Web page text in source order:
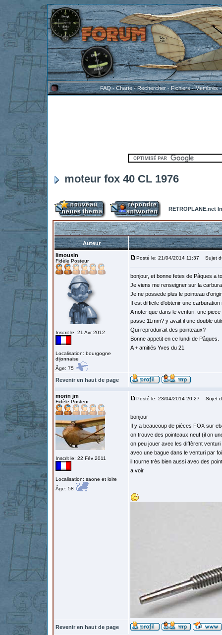
FAQ-Charte-Rechercher-Fichiers-Membres
moteur fox 40 CL 1976
RETROPLANE.net
Auteur
limousin
Fidèle Posteur
Inscrit le: 21 Avr 2012
Localisation: bourgogne
dijonnaise
Âge: 75
Posté le: 21/04/2014 11:37 Sujet
bonjour, et bonne fetes de Pâques a
Je viens me renseigner sur la
Je ne possede plus le pointeau
Il est difficile d'obtenir une
A noter que dans le venturi, une
passe 11mm? y avait il une double
Qui reproduirait des pointeaux?
Bonne appetit en ce lundi de Pâques.
A + amitiés Yves du 21
Revenir en haut de page
morin jm
Fidèle Posteur
Inscrit le: 22 Fév 2011
Localisation: saone et loire
Âge: 58
Posté le: 23/04/2014 20:27 Sujet
bonjour
Il y a beaucoup de pièces FOX sur
on trouve des pointeaux neuf (il on
on peu jouer avec les diffèrent
avec une bague dans le venturi par
il tourne très bien aussi avec des
a voir
Revenir en haut de page